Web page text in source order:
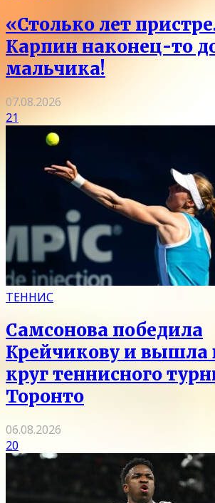
«Столько лет
Карпин наконец-то
мальчика!
07.08.2026
21
ТЕННИС
Самсонова победила
Крейчикову и вышла
круг теннисного
Торонто
06.08.2026
20